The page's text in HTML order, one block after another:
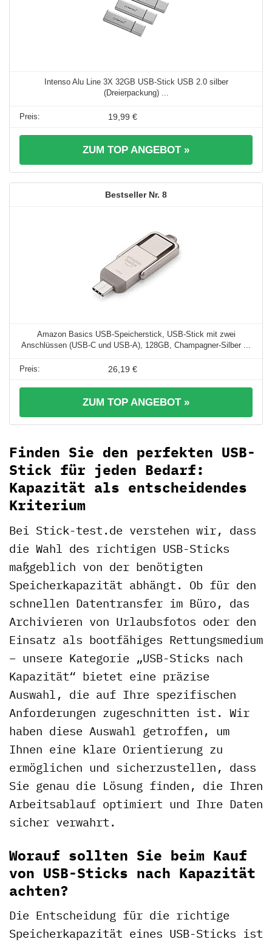
Intenso Alu Line 3X 32GB USB-Stick USB 2.0 silber
(Dreierpackung) ...
19,99 €
ZUM TOP ANGEBOT »
8
Amazon Basics USB-Speicherstick, USB-Stick mit zwei
Anschlüssen (USB-C und USB-A), 128GB, Champagner-Silber ...
26,19 €
ZUM TOP ANGEBOT »
Finden Sie den perfekten USB-
Stick für jeden Bedarf:
Kapazität als entscheidendes
Kriterium
Bei Stick-test.de verstehen wir, dass
die Wahl des richtigen USB-Sticks
maßgeblich von der benötigten
Speicherkapazität abhängt. Ob für den
schnellen Datentransfer im Büro, das
Archivieren von Urlaubsfotos oder den
Einsatz als bootfähiges Rettungsmedium
– unsere Kategorie „USB-Sticks nach
Kapazität“ bietet eine präzise
Auswahl, die auf Ihre spezifischen
Anforderungen zugeschnitten ist. Wir
haben diese Auswahl getroffen, um
Ihnen eine klare Orientierung zu
ermöglichen und sicherzustellen, dass
Sie genau die Lösung finden, die Ihren
Arbeitsablauf optimiert und Ihre Daten
sicher verwahrt.
Worauf sollten Sie beim Kauf
von USB-Sticks nach Kapazität
achten?
Die Entscheidung für die richtige
Speicherkapazität eines USB-Sticks ist